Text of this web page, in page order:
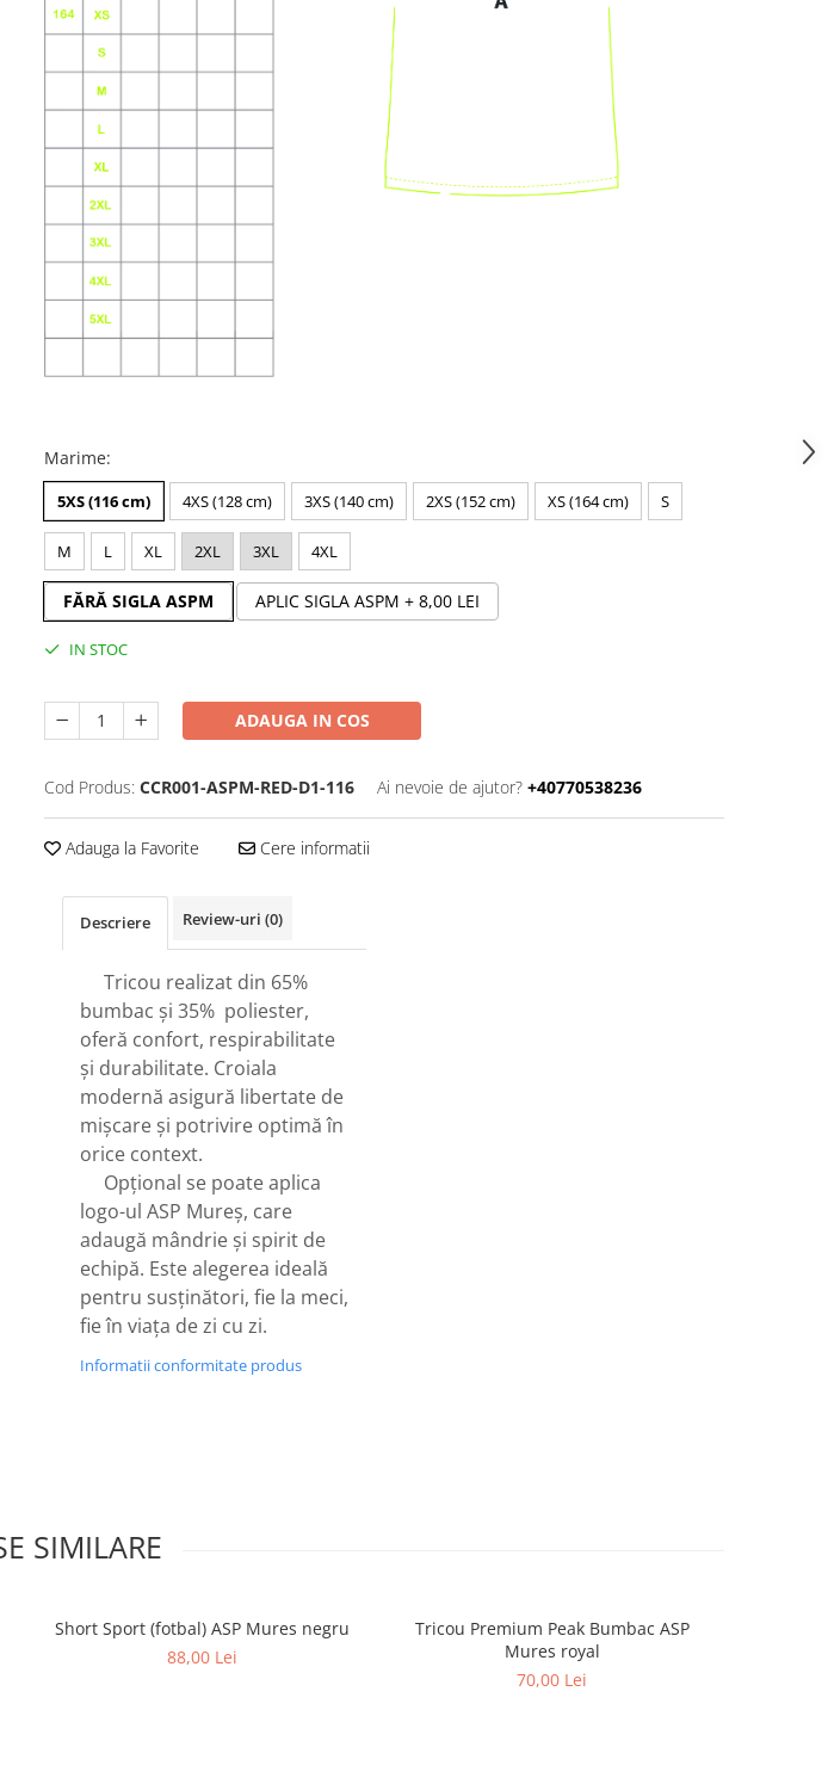
Marime:
5XS (116 cm) 4XS (128 cm) 3XS (140 cm) 2XS (152 cm) XS (164 cm) S
M L XL 2XL 3XL 4XL
FĂRĂ SIGLA ASPM APLIC SIGLA ASPM + 8,00 LEI
IN STOC
ADAUGA IN COS
Cod Produs: CCR001-ASPM-RED-D1-116 Ai nevoie de ajutor? +40770538236
Adauga la Favorite Cere informatii
Descriere Review-uri (0)
Tricou realizat din 65%
bumbac și 35% poliester,
oferă confort, respirabilitate
și durabilitate. Croiala
modernă asigură libertate de
mișcare și potrivire optimă în
orice context.
Opțional se poate aplica
logo-ul ASP Mureș, care
adaugă mândrie și spirit de
echipă. Este alegerea ideală
pentru susținători, fie la meci,
fie în viața de zi cu zi.
Informatii conformitate produs
SIMILARE
Short Sport (fotbal) ASP Mures negru
88,00 Lei
Tricou Premium Peak Bumbac ASP
Mures royal
70,00 Lei